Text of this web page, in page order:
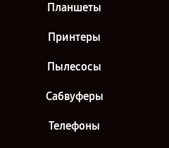
Планшеты
Принтеры
Пылесосы
Сабвуферы
Телефоны